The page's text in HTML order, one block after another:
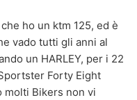
ho un ktm 125, ed è
vado tutti gli anni al
un HARLEY, per i 22
Forty Eight
molti Bikers non vi